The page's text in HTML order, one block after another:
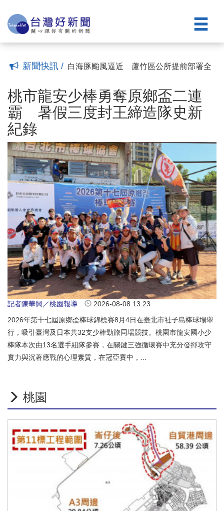
新聞快訊 /
黃金治療期
全聯慶祥慈善事業基金會捐贈物資 張善
政：讓愛心觸及更多需要的市民
(21:23)
任內推動多項重要福利政策 桃議員謝美
英肯定市民對「善政」有感(19:20)
毒油事件敲響食安警鐘 張碩芳推動「校
線(19:09)
痛批模糊焦點政治操作(18:30)
白海豚颱風逼近 蘆竹區公所提前部署全
度封王締造隊史新紀錄(13:23)
桃園航空城計畫第11標區徵工程順利決
標 預計11月開工(10:19)
「蓮」映山豬湖 漫遊初秋好時光(10:13)
「竹篙湊菜刀」 桃市交通局駁余信憲議
黃金治療期(22:22)
全聯慶祥慈善事業基金會捐贈物資 張善
政：讓愛心觸及更多需要的市民
任內推動多項重要福利政策 桃議員謝美
英肯定市民對「善政」有感(19:20)
毒油事件敲響食安警鐘 張碩芳推動「校
園食安官」與「提高吹哨者獎金」落實防
線(19:09)
遭桃議員指控疑涉賄選 黃世杰競辦澄清
痛批模糊焦點政治操作(18:30)
白海豚颱風逼近 蘆竹區公所提前部署全
面整備強化防颱應變量能(17:49)
桃市龍安少棒勇奪原鄉盃二連
霸 暑假三度封王締造隊史新
紀錄
記者陳華興／桃園報導
2026-08-08 13:23
2026年第十七屆原鄉盃棒球錦標賽8月4日在臺北市社子島棒球場舉
行，吸引臺灣及日本共32支少棒勁旅同場競技。桃園市龍安國小少
棒隊本次由13名選手組隊參賽，在關鍵三強循環賽中充分發揮攻守
實力與沉著應戰的心理素質，在冠亞賽中，...
桃園